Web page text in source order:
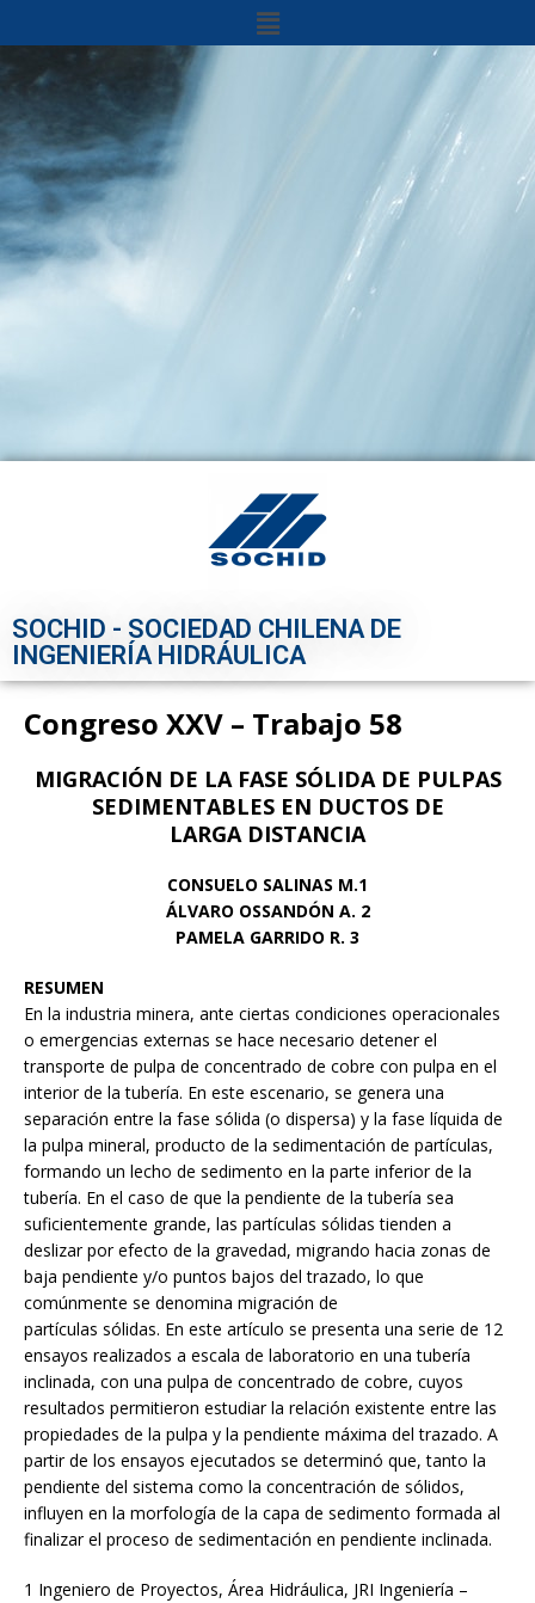
SOCHID - SOCIEDAD CHILENA DE
INGENIERÍA HIDRÁULICA
Congreso XXV – Trabajo 58
MIGRACIÓN DE LA FASE SÓLIDA DE PULPAS
SEDIMENTABLES EN DUCTOS DE
LARGA DISTANCIA
CONSUELO SALINAS M.1
ÁLVARO OSSANDÓN A. 2
PAMELA GARRIDO R. 3
RESUMEN
En la industria minera, ante ciertas condiciones operacionales
o emergencias externas se hace necesario detener el
transporte de pulpa de concentrado de cobre con pulpa en el
interior de la tubería. En este escenario, se genera una
separación entre la fase sólida (o dispersa) y la fase líquida de
la pulpa mineral, producto de la sedimentación de partículas,
formando un lecho de sedimento en la parte inferior de la
tubería. En el caso de que la pendiente de la tubería sea
suficientemente grande, las partículas sólidas tienden a
deslizar por efecto de la gravedad, migrando hacia zonas de
baja pendiente y/o puntos bajos del trazado, lo que
comúnmente se denomina migración de
partículas sólidas. En este artículo se presenta una serie de 12
ensayos realizados a escala de laboratorio en una tubería
inclinada, con una pulpa de concentrado de cobre, cuyos
resultados permitieron estudiar la relación existente entre las
propiedades de la pulpa y la pendiente máxima del trazado. A
partir de los ensayos ejecutados se determinó que, tanto la
pendiente del sistema como la concentración de sólidos,
influyen en la morfología de la capa de sedimento formada al
finalizar el proceso de sedimentación en pendiente inclinada.
1 Ingeniero de Proyectos, Área Hidráulica, JRI Ingeniería –